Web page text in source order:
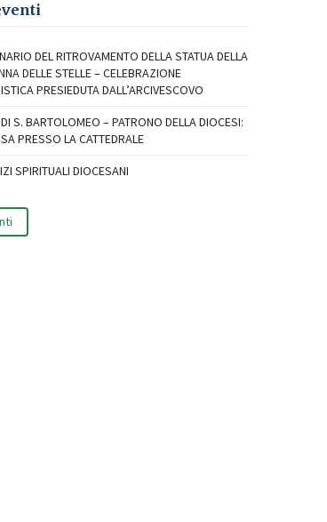
DEL RITROVAMENTO DELLA STATUA DELLA
DELLE STELLE – CELEBRAZIONE
PRESIEDUTA DALL’ARCIVESCOVO
S. BARTOLOMEO – PATRONO DELLA DIOCESI:
PRESSO LA CATTEDRALE
SPIRITUALI DIOCESANI